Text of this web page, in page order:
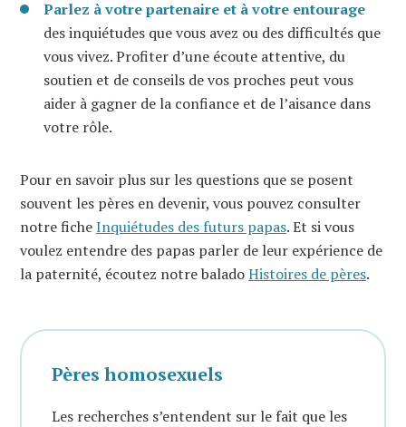
Parlez à votre partenaire et à votre entourage
des inquiétudes que vous avez ou des difficultés que
vous vivez. Profiter d’une écoute attentive, du
soutien et de conseils de vos proches peut vous
aider à gagner de la confiance et de l’aisance dans
votre rôle.
Pour en savoir plus sur les questions que se posent
souvent les pères en devenir, vous pouvez consulter
notre ficheInquiétudes des futurs papas. Et si vous
voulez entendre des papas parler de leur expérience de
la paternité, écoutez notre baladoHistoires de pères.
Pères homosexuels
Les recherches s’entendent sur le fait que les